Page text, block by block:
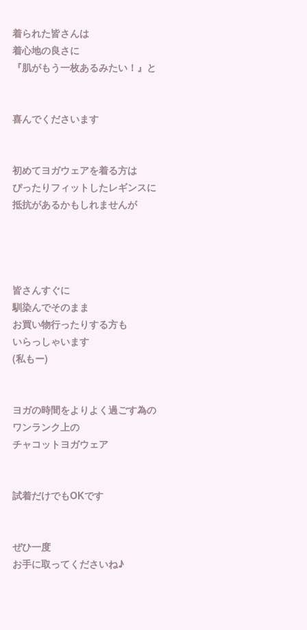
着られた皆さんは
着心地の良さに
『肌がもう一枚あるみたい！』と
喜んでくださいます
初めてヨガウェアを着る方は
ぴったりフィットしたレギンスに
抵抗があるかもしれませんが
皆さんすぐに
馴染んでそのまま
お買い物行ったりする方も
いらっしゃいます
(私もー)
ヨガの時間をよりよく過ごす為の
ワンランク上の
チャコットヨガウェア
試着だけでもOKです
ぜひ一度
お手に取ってくださいね♪